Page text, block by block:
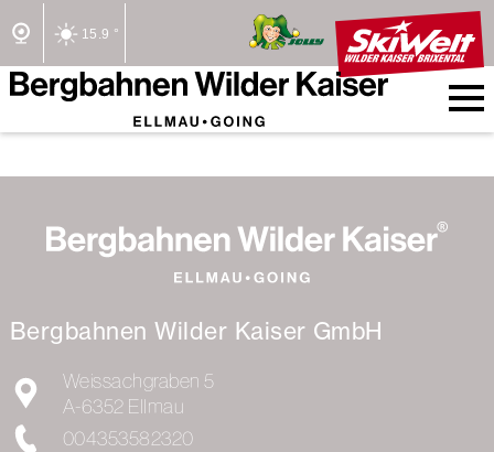
15.9 °
2/2 Lifte offen
Bergbahnen Wilder Kaiser GmbH
Weissachgraben 5
A-6352 Ellmau
004353582320